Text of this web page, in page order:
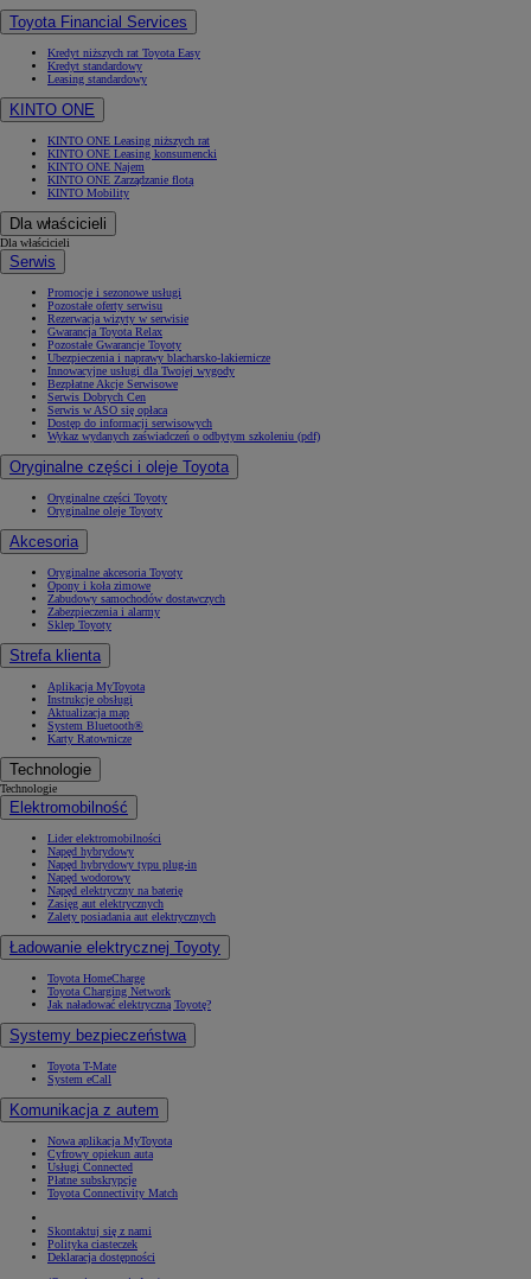
Toyota Financial Services
Kredyt niższych rat Toyota Easy
Kredyt standardowy
Leasing standardowy
KINTO ONE
KINTO ONE Leasing niższych rat
KINTO ONE Leasing konsumencki
KINTO ONE Najem
KINTO ONE Zarządzanie flotą
KINTO Mobility
Dla właścicieli
Dla właścicieli
Serwis
Promocje i sezonowe usługi
Pozostałe oferty serwisu
Rezerwacja wizyty w serwisie
Gwarancja Toyota Relax
Pozostałe Gwarancje Toyoty
Ubezpieczenia i naprawy blacharsko-lakiernicze
Innowacyjne usługi dla Twojej wygody
Bezpłatne Akcje Serwisowe
Serwis Dobrych Cen
Serwis w ASO się opłaca
Dostęp do informacji serwisowych
Wykaz wydanych zaświadczeń o odbytym szkoleniu (pdf)
Oryginalne części i oleje Toyota
Oryginalne części Toyoty
Oryginalne oleje Toyoty
Akcesoria
Oryginalne akcesoria Toyoty
Opony i koła zimowe
Zabudowy samochodów dostawczych
Zabezpieczenia i alarmy
Sklep Toyoty
Strefa klienta
Aplikacja MyToyota
Instrukcje obsługi
Aktualizacja map
System Bluetooth®
Karty Ratownicze
Technologie
Technologie
Elektromobilność
Lider elektromobilności
Napęd hybrydowy
Napęd hybrydowy typu plug-in
Napęd wodorowy
Napęd elektryczny na baterię
Zasięg aut elektrycznych
Zalety posiadania aut elektrycznych
Ładowanie elektrycznej Toyoty
Toyota HomeCharge
Toyota Charging Network
Jak naładować elektryczną Toyotę?
Systemy bezpieczeństwa
Toyota T-Mate
System eCall
Komunikacja z autem
Nowa aplikacja MyToyota
Cyfrowy opiekun auta
Usługi Connected
Płatne subskrypcje
Toyota Connectivity Match
Skontaktuj się z nami
Polityka ciasteczek
Deklaracja dostępności